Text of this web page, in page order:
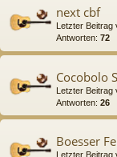
next cbf
Letzter Beitrag
Antworten: 72
Cocobolo
Letzter Beitrag
Antworten: 26
Boesser
Letzter Beitrag